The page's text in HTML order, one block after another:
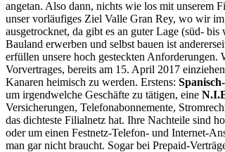
angetan. Also dann, nichts wie los mit unserem
unser vorläufiges Ziel Valle Gran Rey, wo wir
ausgetrocknet, da gibt es an guter Lage (süd-
Bauland erwerben und selbst bauen ist
erfüllen unsere hoch gesteckten
Vorvertrages, bereits am 15. April 2017
Kanaren heimisch zu werden. Erstens:
um irgendwelche Geschäfte zu tätigen, eine
Versicherungen, Telefonabonnemente,
das dichteste Filialnetz hat. Ihre Nachteile sind
oder um einen Festnetz-Telefon- und Internet-
man gar nicht braucht. Sogar bei Prepaid-